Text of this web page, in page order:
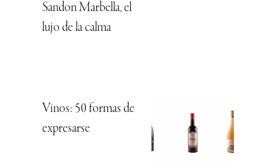
Sandon Marbella, el
lujo de la calma
Vinos: 50 formas de
expresarse